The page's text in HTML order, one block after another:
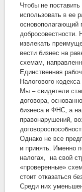
Чтобы не
использовать в ее
основополагающий
добросовестности.
извлекать
вести бизнес на
схемам,
Единственная
Налогового
Мы – свидетели
договора,
бизнеса и ФНС, а
правонарушений,
Однако не все
и принять. Именно
налогах, на свой
«проверенные»
стоит отказаться
Среди них